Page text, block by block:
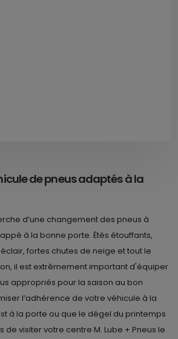
de pneus adaptés à la
d’une changement des pneus à
à la bonne porte. Étés étouffants,
fortes chutes de neige et tout le
il est extrêmement important d'équiper
appropriés pour la saison au bon
l’adhérence de votre véhicule à la
à la porte ou que le dégel du printemps
de visiter votre centre M. Lube + Pneus le